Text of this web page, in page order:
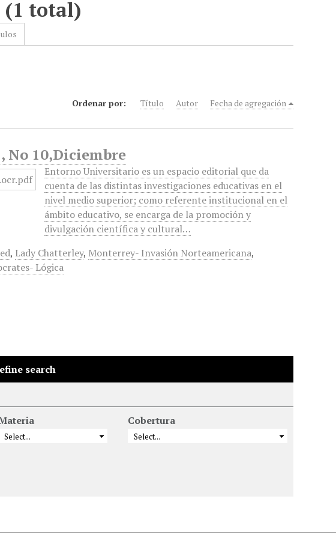
(1 total)
Ordenar por: Título Autor Fecha de agregación
No 10,Diciembre
Entorno Universitario es un espacio editorial que da
cuenta de las distintas investigaciones educativas en el
nivel medio superior; como referente institucional en el
ámbito educativo, se encarga de la promoción y
divulgación científica y cultural…
, Lady Chatterley, Monterrey- Invasión Norteamericana,
Lógica
search
Cobertura